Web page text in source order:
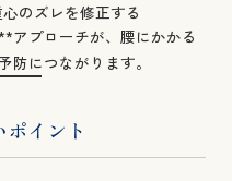
のズレを修正する
アプローチが、腰にかかる
防につながります。
イント